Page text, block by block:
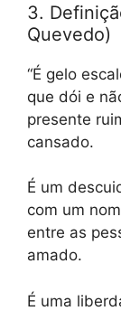
3.
Quevedo)
“É gelo
que dói e
presente
cansado.
É um
com um
entre as
amado.
É uma